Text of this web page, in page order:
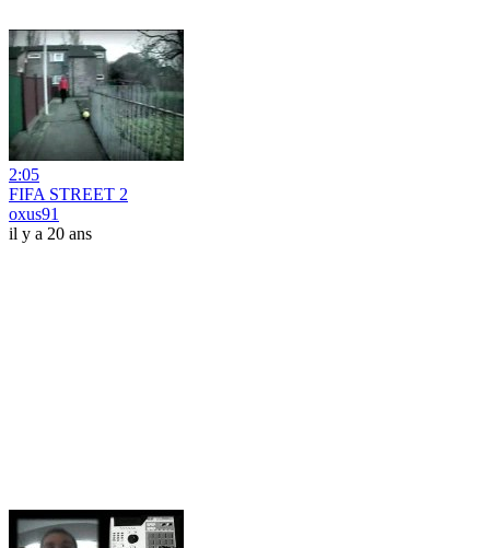
2:05
FIFA STREET 2
oxus91
il y a 20 ans